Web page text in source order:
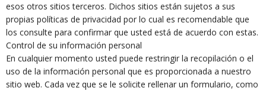
esos otros sitios terceros. Dichos sitios están sujetos a sus
propias políticas de privacidad por lo cual es recomendable que
los consulte para confirmar que usted está de acuerdo con estas.
Control de su información personal
En cualquier momento usted puede restringir la recopilación o el
uso de la información personal que es proporcionada a nuestro
sitio web. Cada vez que se le solicite rellenar un formulario, como